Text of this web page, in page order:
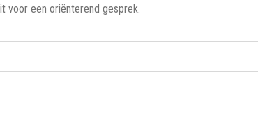
voor een oriënterend gesprek.